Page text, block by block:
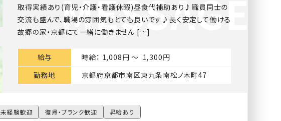
未経験歓迎 復帰・ブランク歓迎 昇給あり
取得実績あり(育児・介護・看護休暇)昼食代補助あり♪職員同士の
交流も盛んで、職場の雰囲気もとても良いです♪長く安定して働ける
故郷の家・京都にて一緒に働きません […]
給与
時給： 1,008円 〜 1,300円
勤務地
京都府京都市南区東九条南松ノ木町47